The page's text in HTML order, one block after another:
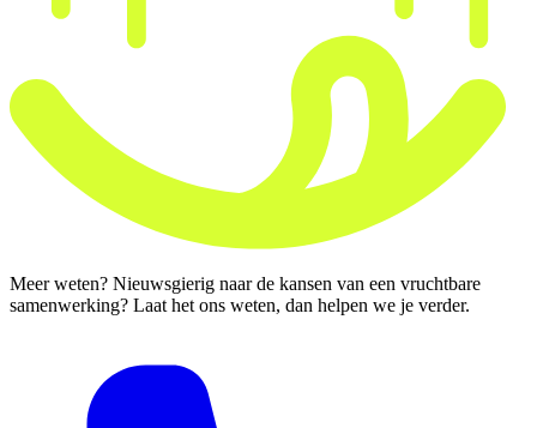
Meer weten? Nieuwsgierig naar de kansen van een vruchtbare
samenwerking? Laat het ons weten, dan helpen we je verder.